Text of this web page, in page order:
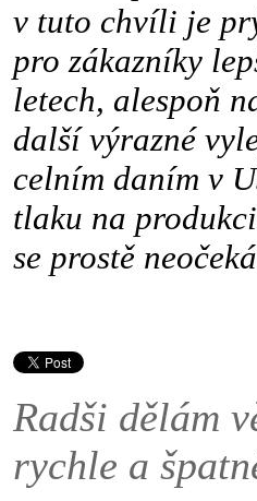
v tuto chvíli je
pro zákazníky
letech, alespoň
další výrazné
celním daním v
tlaku na
se prostě
Radši dělám
rychle a